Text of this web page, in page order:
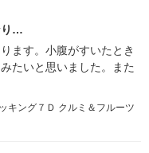
り…
ます。小腹がすいたとき
たいと思いました。また
キング７Ｄ クルミ＆フルーツ